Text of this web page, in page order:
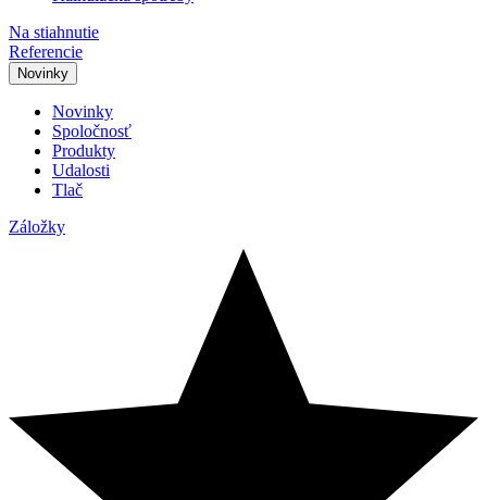
Na stiahnutie
Referencie
Novinky
Novinky
Spoločnosť
Produkty
Udalosti
Tlač
Záložky